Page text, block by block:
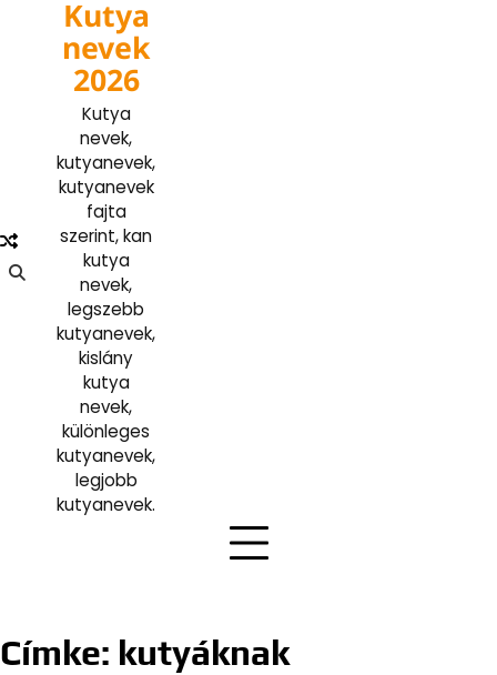
content
Kutya
nevek
2026
Kutya
nevek,
kutyanevek,
kutyanevek
fajta
szerint, kan
kutya
nevek,
legszebb
kutyanevek,
kislány
kutya
nevek,
különleges
kutyanevek,
legjobb
kutyanevek.
Címke: kutyáknak